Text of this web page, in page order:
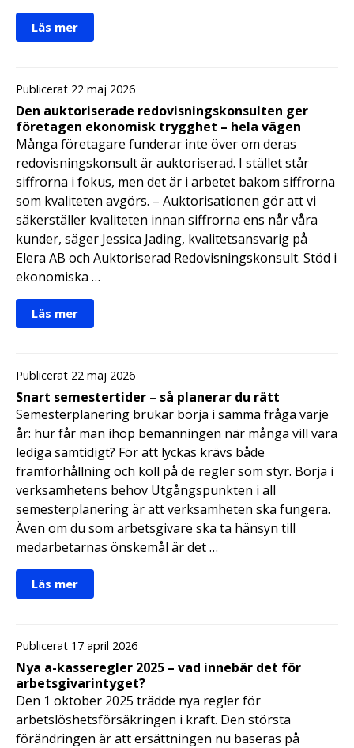
Läs mer
Publicerat 22 maj 2026
Den auktoriserade redovisningskonsulten ger
företagen ekonomisk trygghet – hela vägen
Många företagare funderar inte över om deras
redovisningskonsult är auktoriserad. I stället står
siffrorna i fokus, men det är i arbetet bakom siffrorna
som kvaliteten avgörs. – Auktorisationen gör att vi
säkerställer kvaliteten innan siffrorna ens når våra
kunder, säger Jessica Jading, kvalitetsansvarig på
Elera AB och Auktoriserad Redovisningskonsult. Stöd i
ekonomiska …
Läs mer
Publicerat 22 maj 2026
Snart semestertider – så planerar du rätt
Semesterplanering brukar börja i samma fråga varje
år: hur får man ihop bemanningen när många vill vara
lediga samtidigt? För att lyckas krävs både
framförhållning och koll på de regler som styr. Börja i
verksamhetens behov Utgångspunkten i all
semesterplanering är att verksamheten ska fungera.
Även om du som arbetsgivare ska ta hänsyn till
medarbetarnas önskemål är det …
Läs mer
Publicerat 17 april 2026
Nya a-kasseregler 2025 – vad innebär det för
arbetsgivarintyget?
Den 1 oktober 2025 trädde nya regler för
arbetslöshetsförsäkringen i kraft. Den största
förändringen är att ersättningen nu baseras på